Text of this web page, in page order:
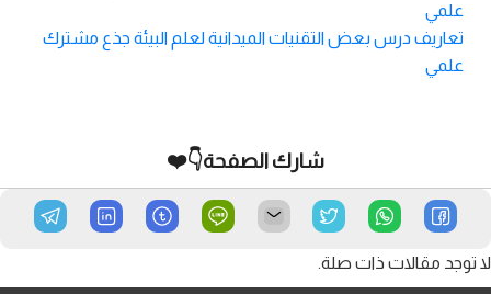
علمي
تعاريف درس بعض التقنيات الميدانية لعلم البيئة جذع مشترك
علمي
شارك الصفحة👇❤️
لا توجد مقالات ذات صلة.